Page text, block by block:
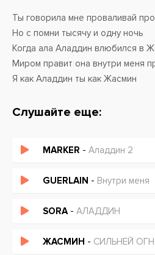
Ты говорила мне проваливай
Но с помни тысячу и одну ночь
Когда ала Аладдин влюбился в
Миром правит она внутри меня
Я как Аладдин ты как Жасмин
Слушайте еще:
MARKER - Аладдин 2
GUERLAIN - Внутри меня
SORA- АЛАДДИН
ЖАСМИН - СИЛЬНЕЙ